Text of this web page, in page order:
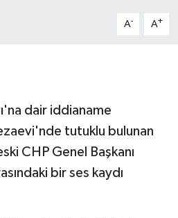
A- A+
dair iddianame
tutuklu bulunan
CHP Genel Başkanı
bir ses kaydı